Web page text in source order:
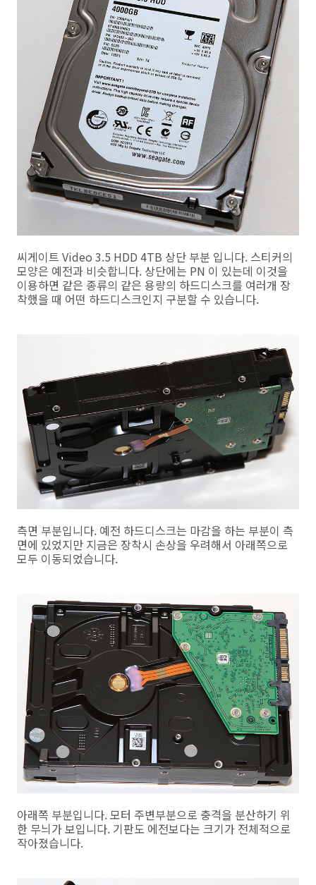
씨게이트 Video 3.5 HDD 4TB 상단 부분 입니다. 스티커의
모양은 예전과 비슷합니다. 상단에는 PN 이 있는데 이것을
이용하면 같은 종류의 같은 용량의 하드디스크를 여러개 장
착했을 때 어떤 하드디스크인지 구분할 수 있습니다.
측면 부분입니다. 예전 하드디스크는 마감을 하는 부분이 측
면에 있었지만 지금은 장착시 손상을 우려해서 아래쪽으로
모두 이동되었습니다.
아래쪽 부분입니다. 모터 주변부분으로 충격을 분산하기 위
한 무늬가 보입니다. 기판도 에전보다는 크기가 전체적으로
작아졌습니다.